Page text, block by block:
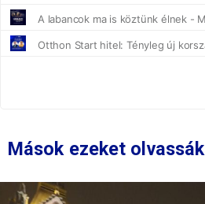
Mások ezeket olvassák